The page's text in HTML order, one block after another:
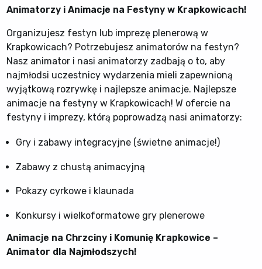
Animatorzy i Animacje na Festyny w Krapkowicach!
Organizujesz festyn lub imprezę plenerową w
Krapkowicach? Potrzebujesz animatorów na festyn?
Nasz animator i nasi animatorzy zadbają o to, aby
najmłodsi uczestnicy wydarzenia mieli zapewnioną
wyjątkową rozrywkę i najlepsze animacje. Najlepsze
animacje na festyny w Krapkowicach! W ofercie na
festyny i imprezy, którą poprowadzą nasi animatorzy:
Gry i zabawy integracyjne (świetne animacje!)
Zabawy z chustą animacyjną
Pokazy cyrkowe i klaunada
Konkursy i wielkoformatowe gry plenerowe
Animacje na Chrzciny i Komunię Krapkowice –
Animator dla Najmłodszych!